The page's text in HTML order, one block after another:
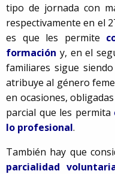
tipo de jornada con
respectivamente en el
es que les permite
formación y, en el
familiares sigue
atribuye al género
en ocasiones,
parcial que les permita
lo profesional.
También hay que
parcialidad